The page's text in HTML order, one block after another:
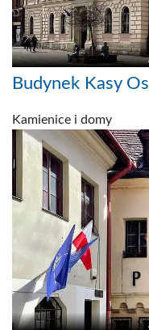
Budynek Kasy
Kamienice i domy